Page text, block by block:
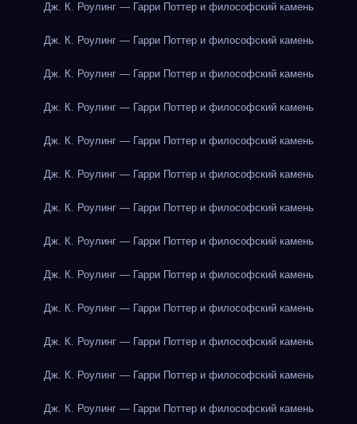
Дж. К. Роулинг — Гарри Поттер и философский камень
Дж. К. Роулинг — Гарри Поттер и философский камень
Дж. К. Роулинг — Гарри Поттер и философский камень
Дж. К. Роулинг — Гарри Поттер и философский камень
Дж. К. Роулинг — Гарри Поттер и философский камень
Дж. К. Роулинг — Гарри Поттер и философский камень
Дж. К. Роулинг — Гарри Поттер и философский камень
Дж. К. Роулинг — Гарри Поттер и философский камень
Дж. К. Роулинг — Гарри Поттер и философский камень
Дж. К. Роулинг — Гарри Поттер и философский камень
Дж. К. Роулинг — Гарри Поттер и философский камень
Дж. К. Роулинг — Гарри Поттер и философский камень
Дж. К. Роулинг — Гарри Поттер и философский камень